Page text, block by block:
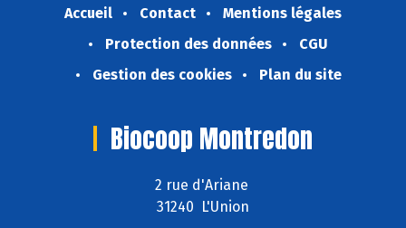
Accueil Contact
Mentions légales
Protection des données
CGU
Gestion des cookies
Plan du site
Biocoop Montredon
2 rue d'Ariane
31240 L'Union